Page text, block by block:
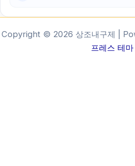
Copyright © 2026 상조내구제 |
프레스 테마